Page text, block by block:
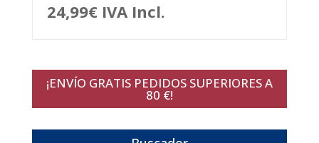
24,99€ IVA Incl.
¡ENVÍO GRATIS PEDIDOS SUPERIORES A
80 €!